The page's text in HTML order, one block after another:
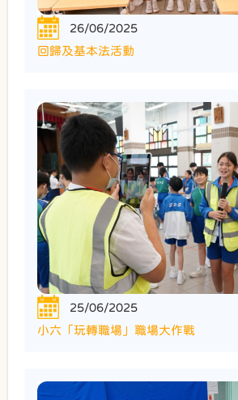
26/06/2025
回歸及基本法活動
25/06/2025
小六「玩轉職場」職場大作戰